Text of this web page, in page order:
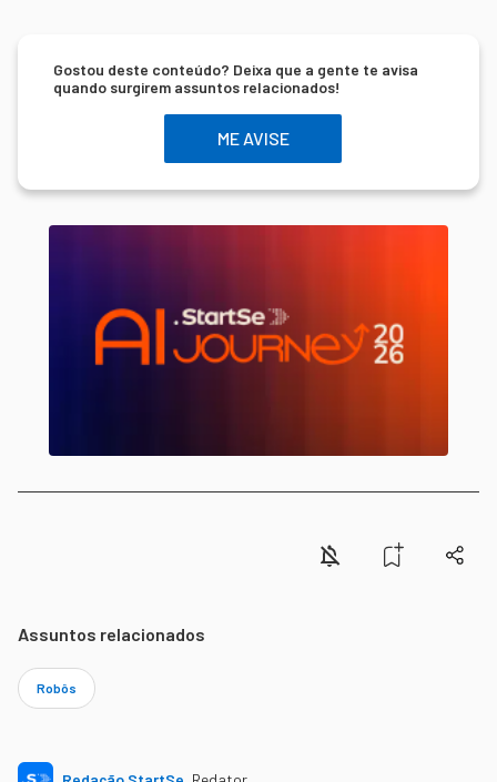
Gostou deste conteúdo? Deixa que a gente te avisa
quando surgirem assuntos relacionados!
ME AVISE
Assuntos relacionados
Robôs